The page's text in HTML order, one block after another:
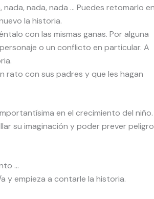
nada, nada … Puedes retomarlo en
la historia.
con las mismas ganas. Por alguna
o un conflicto en particular. A
rato con sus padres y que les hagan
en el crecimiento del niño.
su imaginación y poder prever
…
y empieza a contarle la historia.